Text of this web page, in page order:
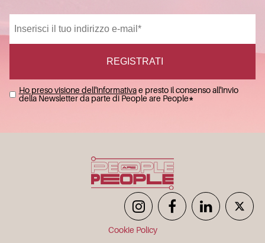
Ho preso visione dell'informativae presto il consenso all'invio
della Newsletter da parte di People are People*
Cookie Policy